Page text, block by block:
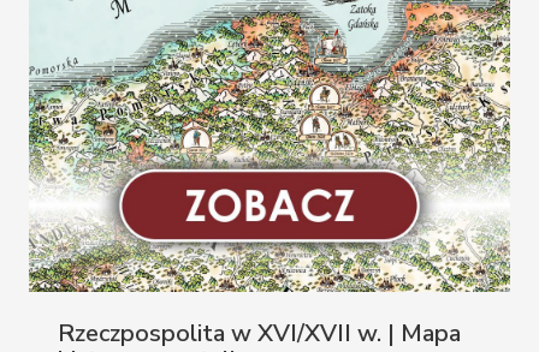
Rzeczpospolita w XVI/XVII w. | Mapa